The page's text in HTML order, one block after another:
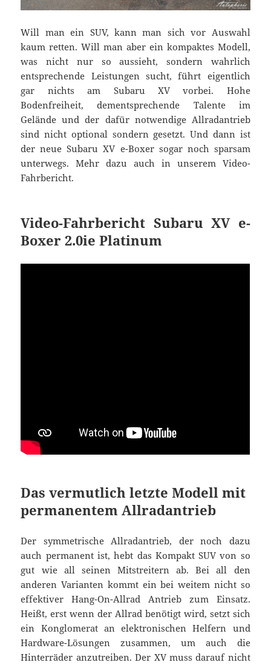
Will man ein SUV, kann man sich vor Auswahl
kaum retten. Will man aber ein kompaktes Modell,
was nicht nur so aussieht, sondern wahrlich
entsprechende Leistungen sucht, führt eigentlich
gar nichts am Subaru XV vorbei. Hohe
Bodenfreiheit, dementsprechende Talente im
Gelände und der dafür notwendige Allradantrieb
sind nicht optional sondern gesetzt. Und dann ist
der neue Subaru XV e-Boxer sogar noch sparsam
unterwegs. Mehr dazu auch in unserem Video-
Fahrbericht.
Video-Fahrbericht Subaru XV e-
Boxer 2.0ie Platinum
Das vermutlich letzte Modell mit
permanentem Allradantrieb
Der symmetrische Allradantrieb, der noch dazu
auch permanent ist, hebt das Kompakt SUV von so
gut wie all seinen Mitstreitern ab. Bei all den
anderen Varianten kommt ein bei weitem nicht so
effektiver Hang-On-Allrad Antrieb zum Einsatz.
Heißt, erst wenn der Allrad benötigt wird, setzt sich
ein Konglomerat an elektronischen Helfern und
Hardware-Lösungen zusammen, um auch die
Hinterräder anzutreiben. Der XV muss darauf nicht